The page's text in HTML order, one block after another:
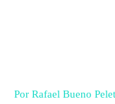
Por Rafael Bueno